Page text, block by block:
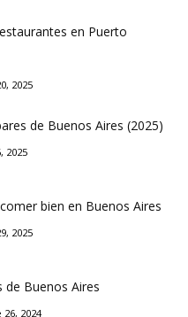
en Puerto
2025
de Buenos Aires (2025)
2025
bien en Buenos Aires
2025
de Buenos Aires
2024